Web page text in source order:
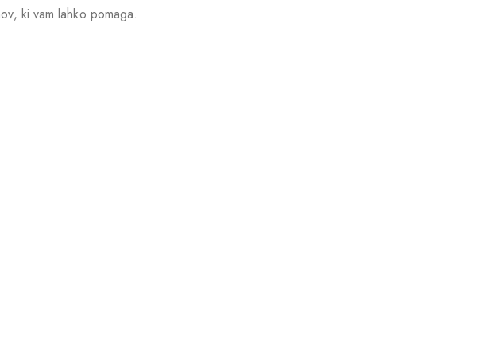
ki vam lahko pomaga.